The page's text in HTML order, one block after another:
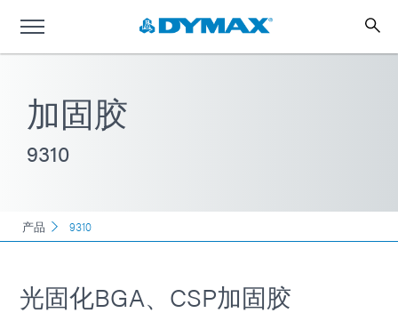
加固胶
9310
产品 9310
光固化BGA、CSP加固胶